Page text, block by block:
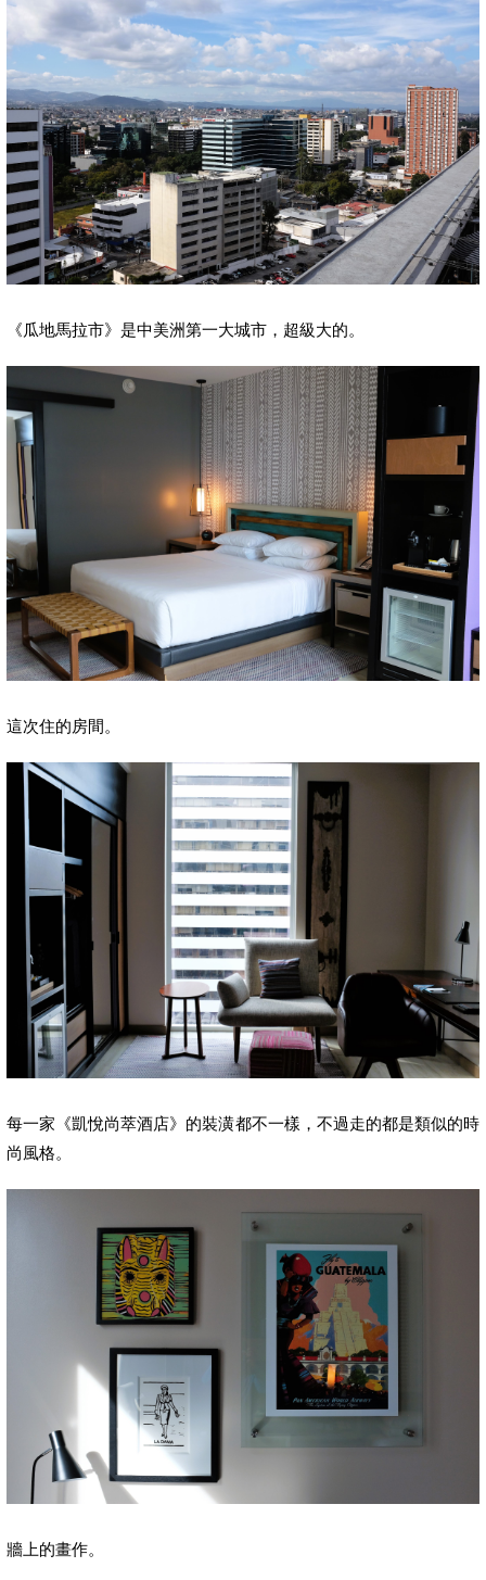
《瓜地馬拉市》是中美洲第一大城市，超級大的。
這次住的房間。
每一家《凱悅尚萃酒店》的裝潢都不一樣，不過走的都是類似的時
尚風格。
牆上的畫作。